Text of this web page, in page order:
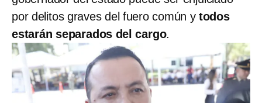
por delitos graves del fuero común y todos
estarán separados del cargo.